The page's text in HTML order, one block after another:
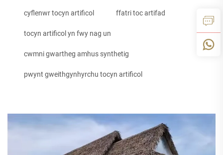
cyflenwr tocyn artificol ffatri toc artifad
tocyn artificol yn fwy nag un
cwmni gwartheg amhus synthetig
pwynt gweithgynhyrchu tocyn artificol